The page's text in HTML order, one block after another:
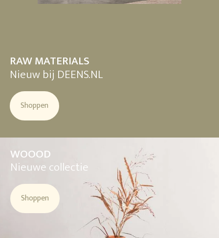
RAW MATERIALS
Nieuw bij DEENS.NL
Shoppen
WOOOD
Nieuwe collectie
Shoppen